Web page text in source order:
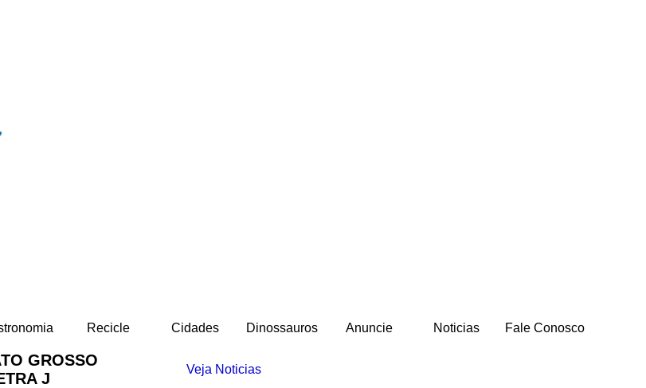
Recicle Cidades Dinossauros Anuncie Noticias Fale Conosco
GROSSO
J
Veja Noticias